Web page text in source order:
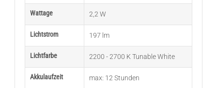
Wattage 2,2 W
Lichtstrom 197 lm
Lichtfarbe 2200 - 2700 K Tunable White
Akkulaufzeit max: 12 Stunden